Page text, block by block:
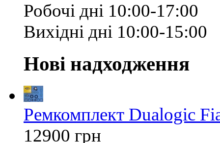
Робочі дні 10:00-17:00
Вихідні дні 10:00-15:00
Нові надходження
Ремкомплект Dualogic
12900 грн